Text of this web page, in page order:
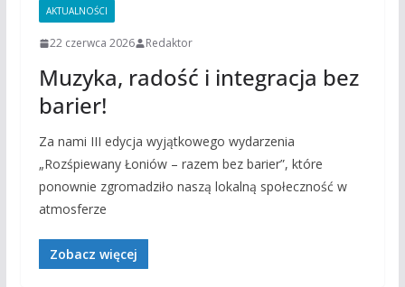
AKTUALNOŚCI
22 czerwca 2026 Redaktor
Muzyka, radość i integracja bez
barier!
Za nami III edycja wyjątkowego wydarzenia
„Rozśpiewany Łoniów – razem bez barier”, które
ponownie zgromadziło naszą lokalną społeczność w
atmosferze
Zobacz więcej